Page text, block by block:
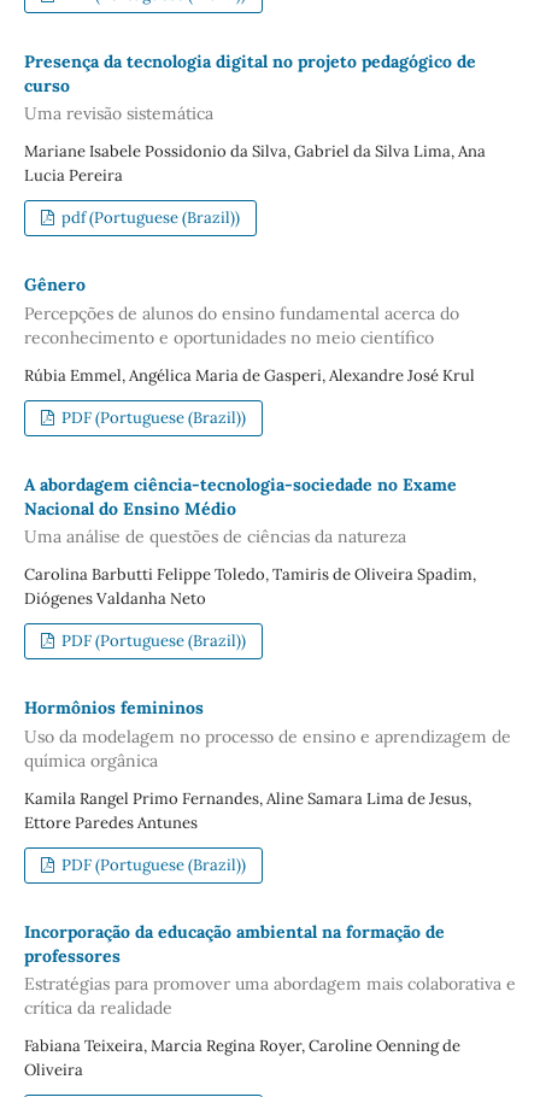
Presença da tecnologia digital no projeto pedagógico de
curso
Uma revisão sistemática
Mariane Isabele Possidonio da Silva, Gabriel da Silva Lima, Ana
Lucia Pereira
pdf (Portuguese (Brazil))
Gênero
Percepções de alunos do ensino fundamental acerca do
reconhecimento e oportunidades no meio científico
Rúbia Emmel, Angélica Maria de Gasperi, Alexandre José Krul
PDF (Portuguese (Brazil))
A abordagem ciência-tecnologia-sociedade no Exame
Nacional do Ensino Médio
Uma análise de questões de ciências da natureza
Carolina Barbutti Felippe Toledo, Tamiris de Oliveira Spadim,
Diógenes Valdanha Neto
PDF (Portuguese (Brazil))
Hormônios femininos
Uso da modelagem no processo de ensino e aprendizagem de
química orgânica
Kamila Rangel Primo Fernandes, Aline Samara Lima de Jesus,
Ettore Paredes Antunes
PDF (Portuguese (Brazil))
Incorporação da educação ambiental na formação de
professores
Estratégias para promover uma abordagem mais colaborativa e
crítica da realidade
Fabiana Teixeira, Marcia Regina Royer, Caroline Oenning de
Oliveira